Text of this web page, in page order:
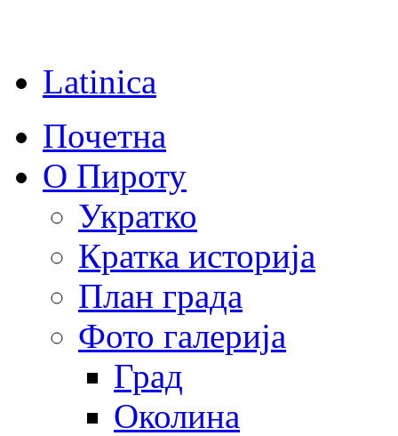
Latinica
Почетна
О Пироту
Укратко
Кратка историја
План града
Фото галерија
Град
Околина